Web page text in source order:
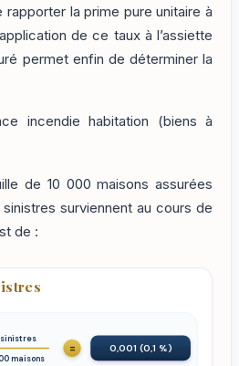
la prime pure unitaire à
de ce taux à l’assiette
permet enfin de déterminer la
incendie habitation (biens à
de 10 000 maisons assurées
sinistres surviennent au cours de
de :
sinistres
maisons
= 0,001 (0,1 %)